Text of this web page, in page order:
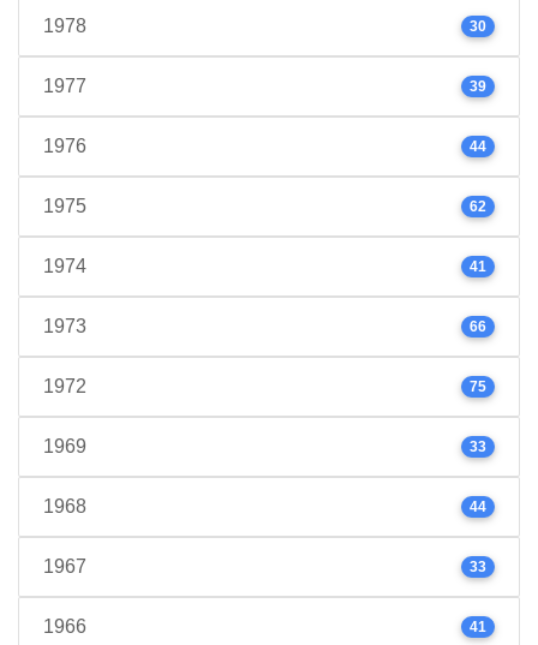
1978 30
1977 39
1976 44
1975 62
1974 41
1973 66
1972 75
1969 33
1968 44
1967 33
1966 41